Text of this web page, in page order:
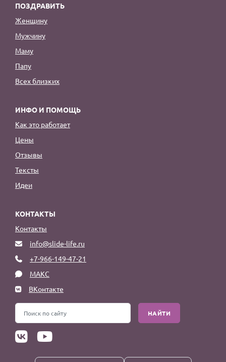
ПОЗДРАВИТЬ
Женщину
Мужчину
Маму
Папу
Всех близких
ИНФО И ПОМОЩЬ
Как это работает
Цены
Отзывы
Тексты
Идеи
КОНТАКТЫ
Контакты
info@slide-life.ru
+7-966-149-47-21
МАКС
ВКонтакте
НАЙТИ